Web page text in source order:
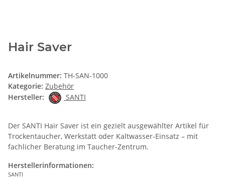
Hair Saver
Artikelnummer: TH-SAN-1000
Kategorie: Zubehör
Hersteller:
SANTI
Der SANTI Hair Saver ist ein gezielt ausgewählter Artikel für
Trockentaucher, Werkstatt oder Kaltwasser-Einsatz – mit
fachlicher Beratung im Taucher-Zentrum.
Herstellerinformationen:
SANTI